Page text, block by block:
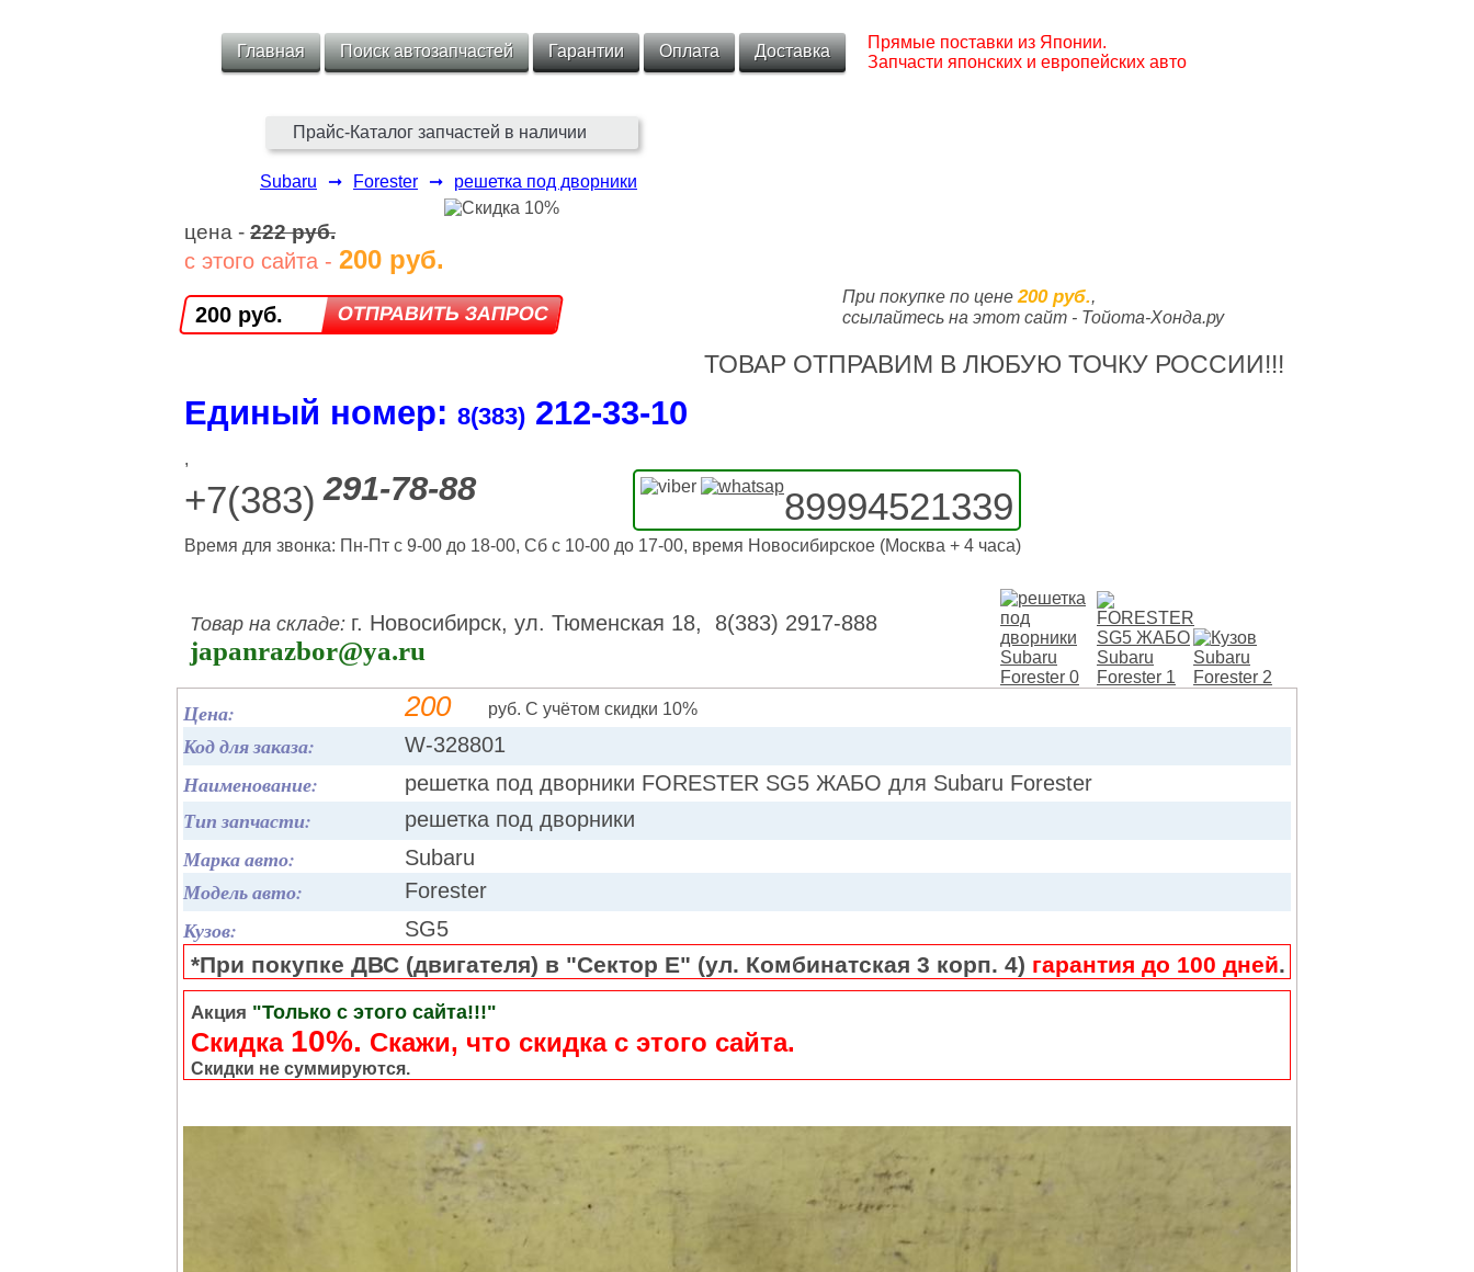
Главная Поиск автозапчастей Гарантии Оплата Доставка
Прямые поставки из Японии.
Запчасти японских и европейских авто
Прайс-Каталог запчастей в наличии
Subaru ➞ Forester ➞ решетка под дворники
цена - 222 руб.
с этого сайта - 200 руб.
200 руб.
При покупке по цене 200 руб.,
ссылайтесь на этот сайт - Тойота-Хонда.ру
ТОВАР ОТПРАВИМ В ЛЮБУЮ ТОЧКУ РОССИИ!!!
Единый номер: 8(383) 212‑33‑10
,
+7(383) 291-78-88 89994521339
Время для звонка: Пн-Пт с 9-00 до 18-00, Сб с 10-00 до 17-00, время Новосибирское (Москва + 4 часа)
Товар на складе: г. Новосибирск, ул. Тюменская 18, 8(383) 2917-888
japanrazbor@ya.ru
Цена: 200 руб. С учётом скидки 10%
Код для заказа: W-328801
Наименование: решетка под дворники FORESTER SG5 ЖАБО для Subaru Forester
Тип запчасти: решетка под дворники
Марка авто: Subaru
Модель авто: Forester
Кузов: SG5
*При покупке ДВС (двигателя) в "Сектор Е" (ул. Комбинатская 3 корп. 4) гарантия до 100 дней.
Акция "Только с этого сайта!!!"
Скидка 10%. Cкажи, что скидка с этого сайта.
Скидки не суммируются.